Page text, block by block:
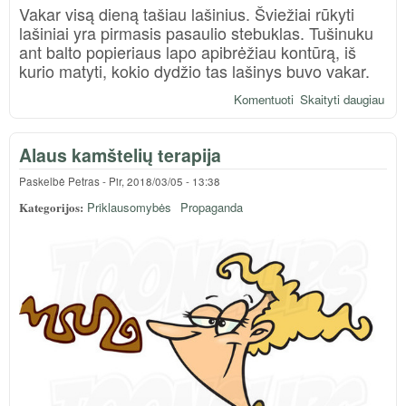
Vakar visą dieną tašiau lašinius. Šviežiai rūkyti
lašiniai yra pirmasis pasaulio stebuklas. Tušinuku
ant balto popieriaus lapo apibrėžiau kontūrą, iš
kurio matyti, kokio dydžio tas lašinys buvo vakar.
Skaityti daugiauapie
Komentuoti
Alaus kamštelių terapija
Paskelbė Petras- Pir, 2018/03/05 - 13:38
Kategorijos: Priklausomybės Propaganda